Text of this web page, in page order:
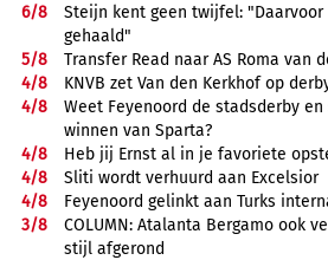
6/8
Steijn kent geen twijfel: "Daarvoor
gehaald"
5/8
Transfer Read naar AS Roma van
4/8
KNVB zet Van den Kerkhof op
4/8
Weet Feyenoord de stadsderby
winnen van Sparta?
4/8
Heb jij Ernst al in je favoriete
4/8
Sliti wordt verhuurd aan Excelsior
4/8
Feyenoord gelinkt aan Turks
3/8
COLUMN: Atalanta Bergamo ook
stijl afgerond